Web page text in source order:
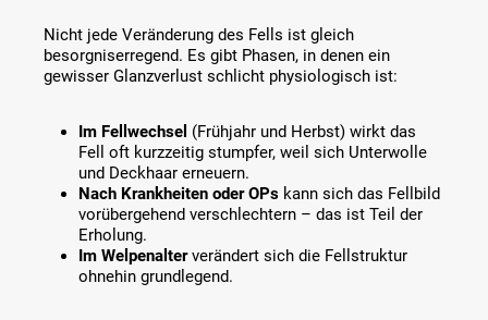
Nicht jede Veränderung des Fells ist gleich
besorgniserregend. Es gibt Phasen, in denen ein
gewisser Glanzverlust schlicht physiologisch ist:
Im Fellwechsel (Frühjahr und Herbst) wirkt das
Fell oft kurzzeitig stumpfer, weil sich Unterwolle
und Deckhaar erneuern.
Nach Krankheiten oder OPs kann sich das Fellbild
vorübergehend verschlechtern – das ist Teil der
Erholung.
Im Welpenalterverändert sich die Fellstruktur
ohnehin grundlegend.